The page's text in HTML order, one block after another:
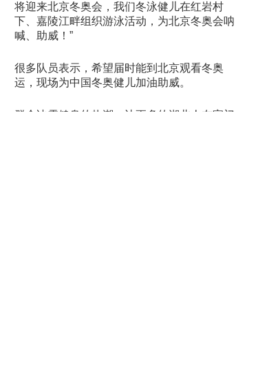
将迎来北京冬奥会，我们冬泳健儿在红岩村
下、嘉陵江畔组织游泳活动，为北京冬奥会呐
喊、助威！”
很多队员表示，希望届时能到北京观看冬奥
运，现场为中国冬奥健儿加油助威。
群众冰雪健身的热潮，让更多的湖北人在家门